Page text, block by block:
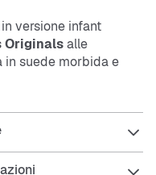
versione infant
Originalsalle
in suede morbida e
i piedini dei più
al collarino di
Con un vibe
ideale per iniziare
stile.